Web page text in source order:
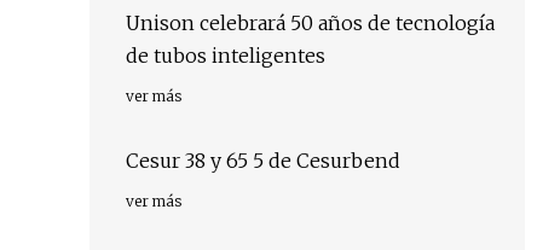
Unison celebrará 50 años de tecnología
de tubos inteligentes
ver más
Cesur 38 y 65 5 de Cesurbend
ver más